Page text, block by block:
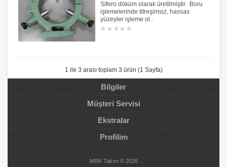
Sifero döküm olarak üretilmiştir. Boru
işlemelerinde titreşimsiz, hassas
yüzeyler işleme ol..
1 ile 3 arası toplam 3 ürün (1 Sayfa)
Bilgiler
Müşteri Servisi
Ekstralar
Profilim
MRK Takım © 2026